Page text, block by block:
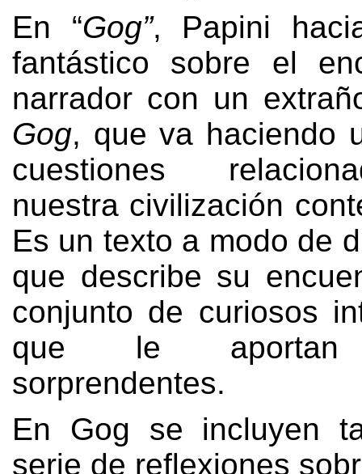
En “Gog”, Papini
fantástico sobre el
narrador con un
Gog, que va haciendo
cuestiones
nuestra civilización
Es un texto a modo de
que describe su
conjunto de curiosos
que le aportan
sorprendentes.
En Gog se incluyen
serie de reflexiones